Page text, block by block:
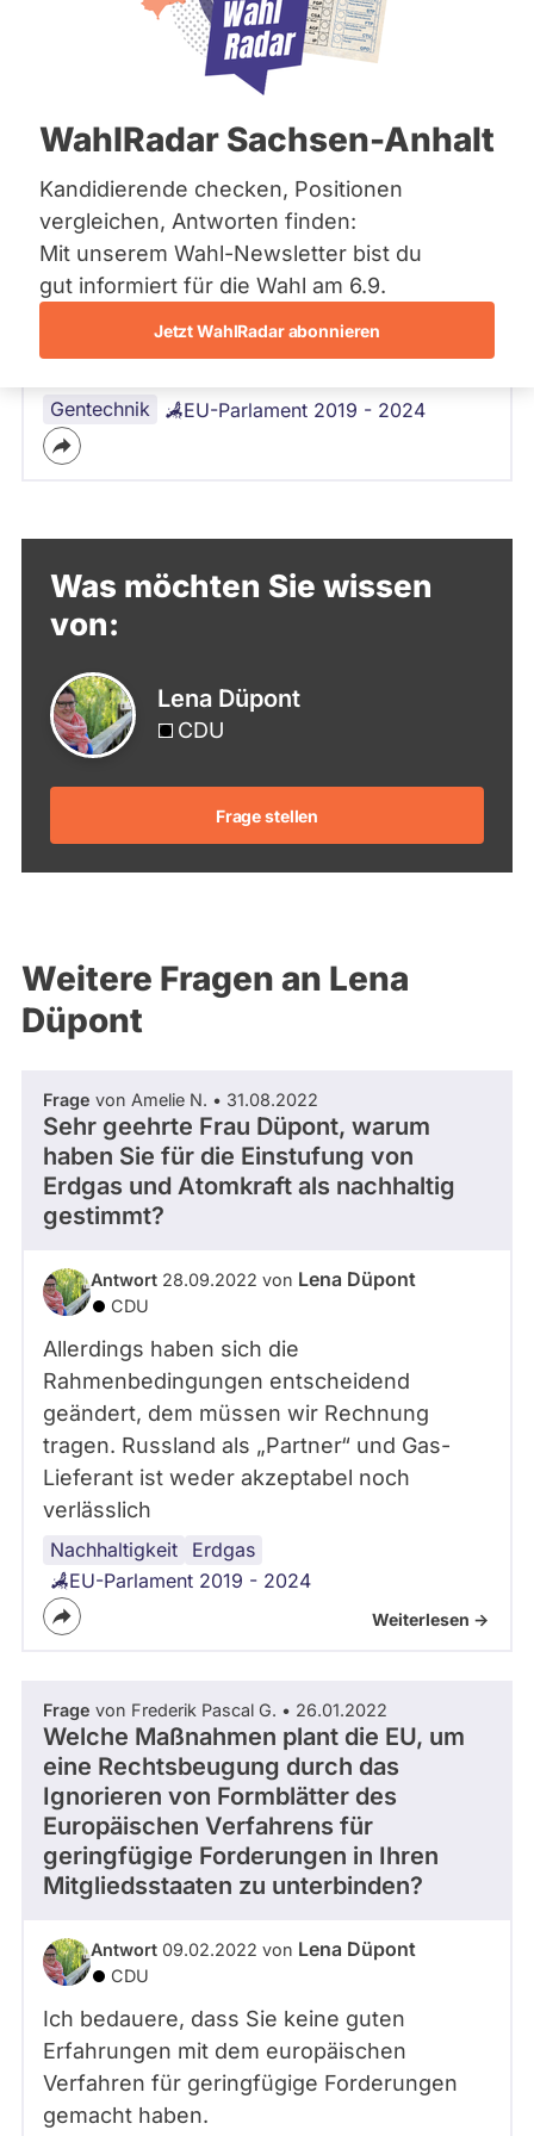
Bremen
Hamburg
Mecklenburg-Vorpommern
Nordrhein-Westfalen
Saarland
Sachsen
Sachsen-Anhalt
Sachsen-Anhalt
Schleswig-Holstein
Thüringen
Archiv
Über uns
WahlRadar Sachsen-Anhalt
Kandidierende checken, Positionen
vergleichen, Antworten finden:
Mit unserem Wahl-Newsletter bist du
gut informiert für die Wahl am 6.9.
Jetzt WahlRadar abonnieren
02.08.2023
Sehr geehrte Frau Düpont, ich mache
mir Sorgen, um die mögliche
Deregulierung des
Gentechniksgesetzes. Wie
positionieren Sie sich zu dem neuen
Gesetzentwurf?
Antwort ausstehend vonLena Düpont
Gentechnik EU-Parlament 2019 - 2024
Was möchten Sie wissen
von:
Lena Düpont
CDU
Frage stellen
Weitere Fragen an Lena
Düpont
Frage von Amelie N. • 31.08.2022
Sehr geehrte Frau Düpont, warum
haben Sie für die Einstufung von
Erdgas und Atomkraft als nachhaltig
gestimmt?
Antwort 28.09.2022 von Lena Düpont
CDU
Allerdings haben sich die
Rahmenbedingungen entscheidend
geändert, dem müssen wir Rechnung
tragen. Russland als „Partner“ und Gas-
Lieferant ist weder akzeptabel noch
verlässlich
Nachhaltigkeit Erdgas
Atomkraft
Abstimmungsverhalten
EU-Parlament 2019 - 2024
Weiterlesen ->
Frage von Frederik Pascal G. • 26.01.2022
Welche Maßnahmen plant die EU, um
eine Rechtsbeugung durch das
Ignorieren von Formblätter des
Europäischen Verfahrens für
geringfügige Forderungen in Ihren
Mitgliedsstaaten zu unterbinden?
Antwort 09.02.2022 von Lena Düpont
CDU
Ich bedauere, dass Sie keine guten
Erfahrungen mit dem europäischen
Verfahren für geringfügige Forderungen
gemacht haben.